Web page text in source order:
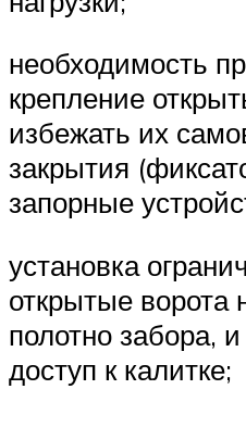
необходимость
крепление
избежать их
закрытия
запорные
установка
открытые ворота
полотно забора,
доступ к калитке;